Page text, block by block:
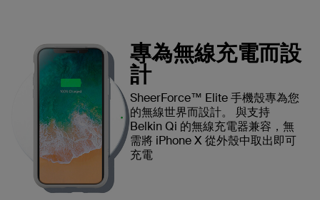
專為無線充電而設
計
SheerForce™ Elite 手機殼專為您
的無線世界而設計。 與支持
Belkin Qi 的無線充電器兼容，無
需將 iPhone X 從外殼中取出即可
充電